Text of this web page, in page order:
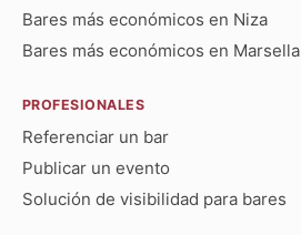
Bares más económicos en Niza
Bares más económicos en Marsella
PROFESIONALES
Referenciar un bar
Publicar un evento
Solución de visibilidad para bares